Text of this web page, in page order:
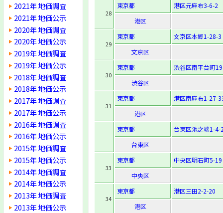
2021年 地価調査
2021年 地価公示
2020年 地価調査
2020年 地価公示
2019年 地価調査
2019年 地価公示
2018年 地価調査
2018年 地価公示
2017年 地価調査
2017年 地価公示
2016年 地価調査
2016年 地価公示
2015年 地価調査
2015年 地価公示
2014年 地価調査
2014年 地価公示
2013年 地価調査
2013年 地価公示
28
東京都
港区元麻布3-6-2
港区
29
東京都
文京区本郷1-28-3
文京区
30
東京都
渋谷区南平台町
渋谷区
31
東京都
港区南麻布1-27-
港区
東京都
台東区池之端1-4-
台東区
33
東京都
中央区明石町5-19
中央区
34
東京都
港区三田2-2-20
港区